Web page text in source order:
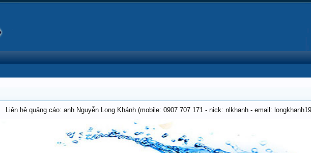
Liên hệ quảng cáo: anh Nguyễn Long Khánh (mobile: 0907 707 171 - nick: nlkhanh - email: